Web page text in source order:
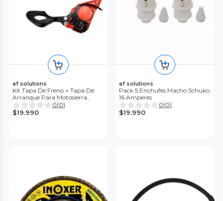
af solutions
Kit Tapa De Freno + Tapa De
Arranque Para Motosierra
China
0(0)
$19.990
af solutions
Pack 5 Enchufes Macho Schuko
16 Amperes
0(0)
$19.990